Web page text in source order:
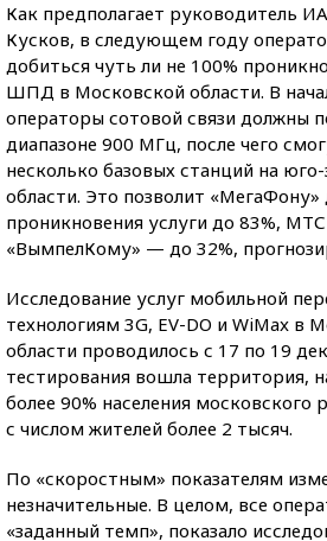
Как предполагает руководитель
Кусков, в следующем году
добиться чуть ли не 100%
ШПД в Московской области. В
операторы сотовой связи должны
диапазоне 900 МГц, после чего
несколько базовых станций на
области. Это позволит «МегаФону»
проникновения услуги до 83%,
«ВымпелКому» — до 32%,
Исследование услуг мобильной
технологиям 3G, EV-DO и WiMax в
области проводилось с 17 по 19
тестирования вошла территория,
более 90% населения
с числом жителей более 2 тысяч.
По «скоростным» показателям
незначительные. В целом, все
«заданный темп», показало